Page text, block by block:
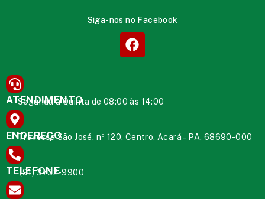
Siga-nos no Facebook
ATENDIMENTO
Segunda à Quinta de 08:00 às 14:00
ENDEREÇO
Travessa São José, nº 120, Centro, Acará – PA, 68690-000
TELEFONE
(91) 3732-9900